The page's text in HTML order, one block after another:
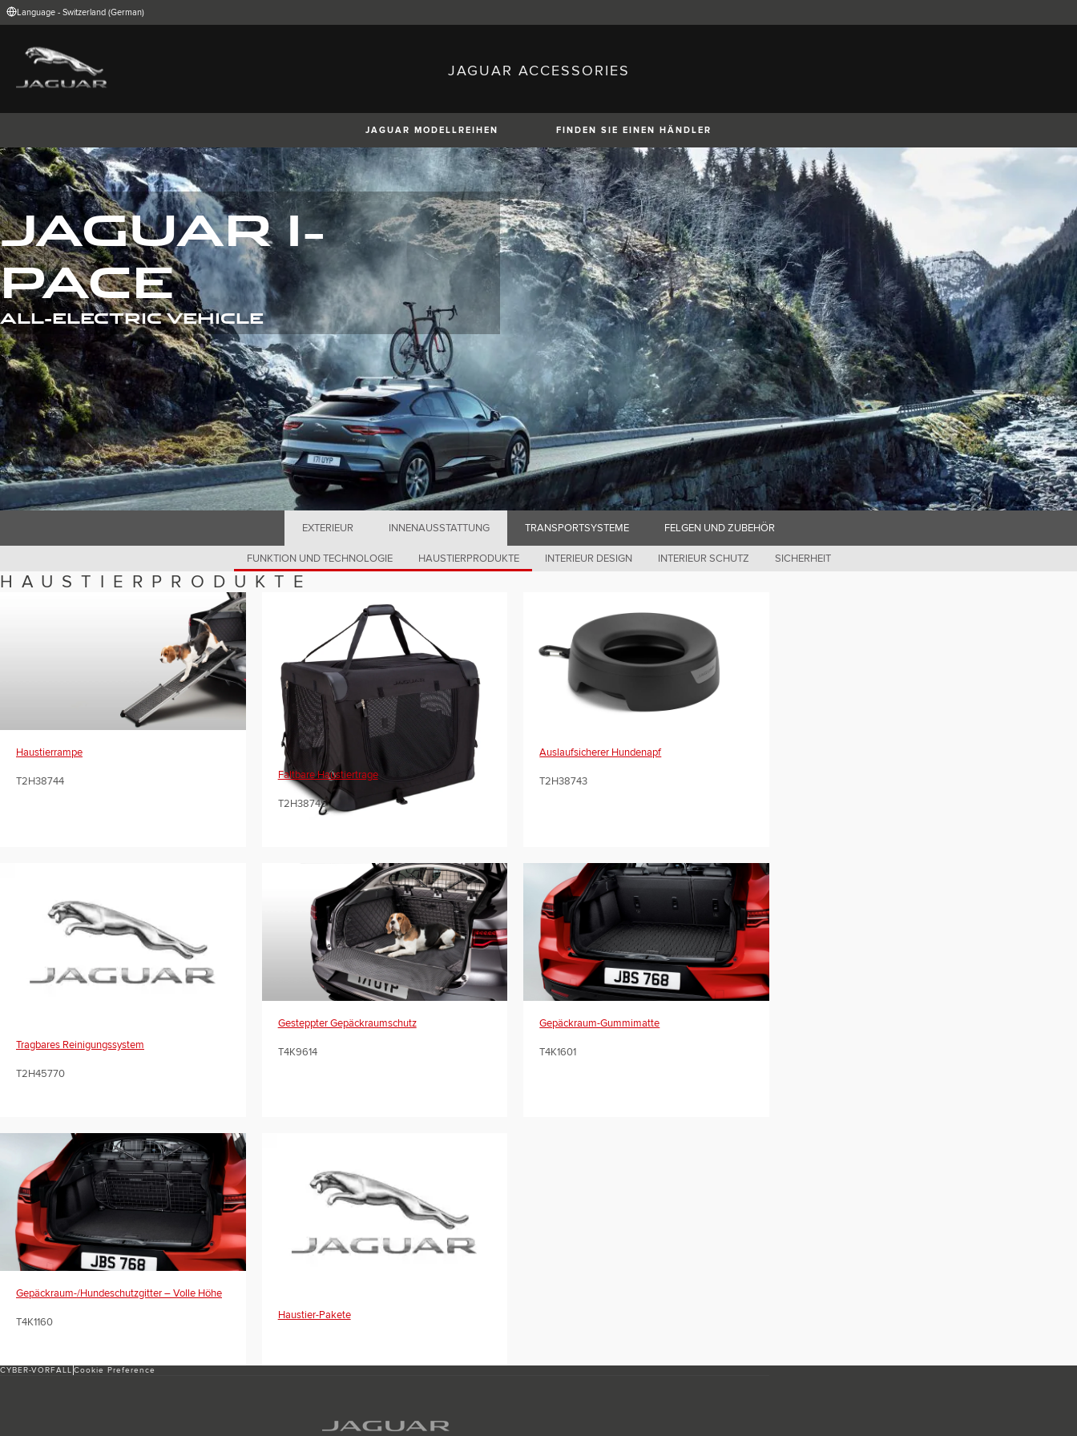
Language - Switzerland (German)
FIND YOUR COUNTRY
International (English)
China (Chinese)
Czech Republic (Czech) France (French)
Germany (German)
Italy (Italian)
Mexico (Spanish)
Poland (Polish)
Portugal (Portuguese) Romania (Romania)
South Africa (English)
Spain (Spanish)
Switzerland (German) Switzerland (French)
Switzerland (Italian)
United Kingdom (English)
USA (English)
JAGUAR ACCESSORIES
JAGUAR MODELLREIHEN FINDEN SIE EINEN HÄNDLER
I-PACE E-PACE F-PACE XE XF XF SPORTBRAKE XJ F-TYPE
JAGUAR I-
PACE
ALL-ELECTRIC VEHICLE
EXTERIEUR INNENAUSSTATTUNG TRANSPORTSYSTEME FELGEN UND ZUBEHÖR
FUNKTION UND TECHNOLOGIE HAUSTIERPRODUKTE INTERIEUR DESIGN INTERIEUR SCHUTZ SICHERHEIT
HAUSTIERPRODUKTE
Haustierrampe
T2H38744
Faltbare Haustiertrage
T2H38745
Auslaufsicherer Hundenapf
T2H38743
Tragbares Reinigungssystem
T2H45770
Gesteppter Gepäckraumschutz
T4K9614
Gepäckraum-Gummimatte
T4K1601
Gepäckraum-/Hundeschutzgitter – Volle Höhe
T4K1160
Haustier-Pakete
CYBER-VORFALL Cookie Preference